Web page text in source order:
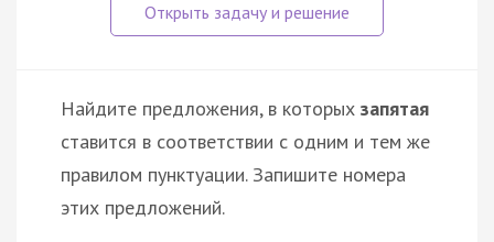
Найдите предложения, в которых запятая
ставится в соответствии с одним и тем же
правилом пунктуации. Запишите номера
этих предложений.